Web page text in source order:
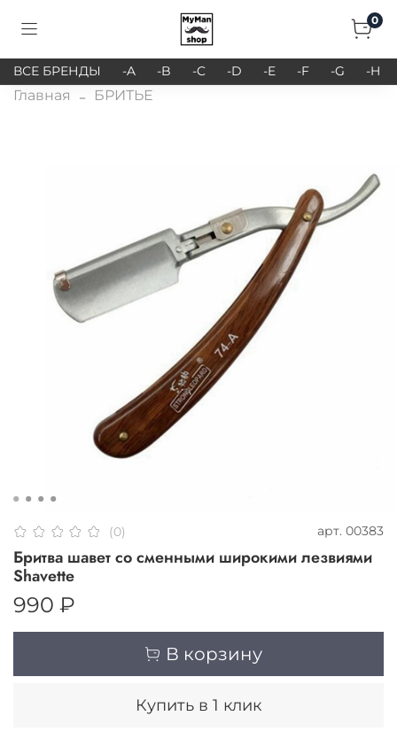
0
ВСЕ БРЕНДЫ -A -B -C -D -E -F -G -H
Главная БРИТЬЕ
(0) арт. 00383
Бритва шавет со сменными широкими лезвиями
Shavette
990 ₽
В корзину
Купить в 1 клик